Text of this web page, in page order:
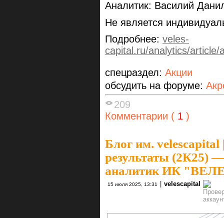
Аналитик: Василий
Не является
Подробнее: veles-
capital.ru/analytics/
спецраздел: Акции
обсудить на форуме:
209
Комментарии ( 1 )
Блог им. velescapital
результаты (2К25)
аналитик ИК
15 июля 2025, 13:31 velescapital